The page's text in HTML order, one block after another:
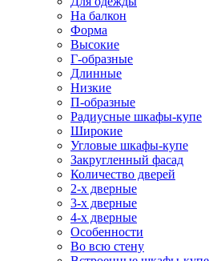
На балкон
Форма
Высокие
Г-образные
Длинные
Низкие
П-образные
Радиусные шкафы-купе
Широкие
Угловые шкафы-купе
Закругленный фасад
Количество дверей
2-х дверные
3-х дверные
4-х дверные
Особенности
Во всю стену